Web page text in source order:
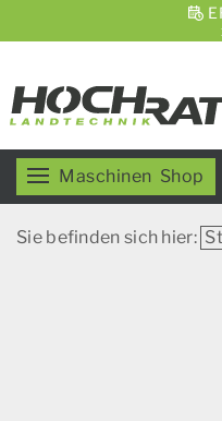
Maschinen Shop
Sie befinden sich hier: